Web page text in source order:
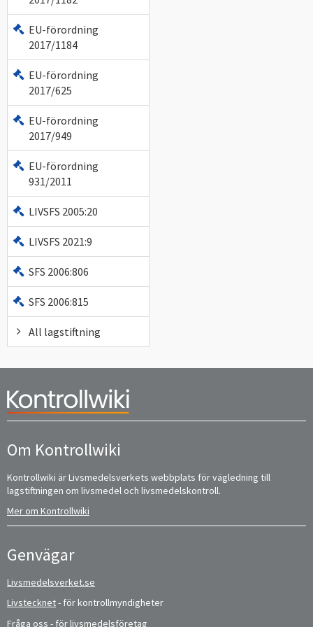
EU-förordning
2017/1184
EU-förordning
2017/625
EU-förordning
2017/949
EU-förordning
931/2011
LIVSFS 2005:20
LIVSFS 2021:9
SFS 2006:806
SFS 2006:815
All lagstiftning
Om Kontrollwiki
Kontrollwiki är Livsmedelsverkets webbplats för vägledning till
lagstiftningen om livsmedel och livsmedelskontroll.
Mer om Kontrollwiki
Genvägar
Livsmedelsverket.se
Livstecknet- för kontrollmyndigheter
Fråga oss - för livsmedelsföretag